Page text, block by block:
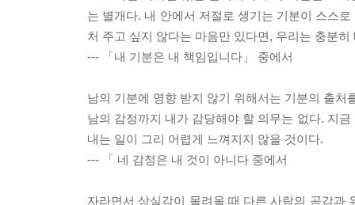
는 별개다. 내 안에서 저절로 생기는 기분이 스스
처 주고 싶지 않다는 마음만 있다면, 우리는 충분
--- 「내 기분은 내 책임입니다」 중에서
남의 기분에 영향 받지 않기 위해서는 기분의 출
남의 감정까지 내가 감당해야 할 의무는 없다. 지
내는 일이 그리 어렵게 느껴지지 않을 것이다.
--- 「 네 감정은 내 것이 아니다 중에서
자라면서 상실감이 몰려올 때 다른 사람의 공감과